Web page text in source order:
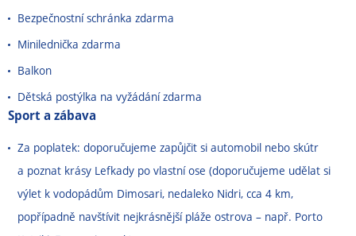
Bezpečnostní schránka zdarma
Minilednička zdarma
Balkon
Dětská postýlka na vyžádání zdarma
Sport a zábava
Za poplatek: doporučujeme zapůjčit si automobil nebo skútr
a poznat krásy Lefkady po vlastní ose (doporučujeme udělat si
výlet k vodopádům Dimosari, nedaleko Nidri, cca 4 km,
popřípadně navštívit nejkrásnější pláže ostrova – např. Porto